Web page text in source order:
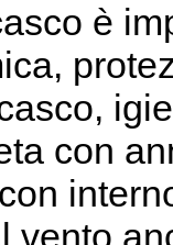
è
con
vento